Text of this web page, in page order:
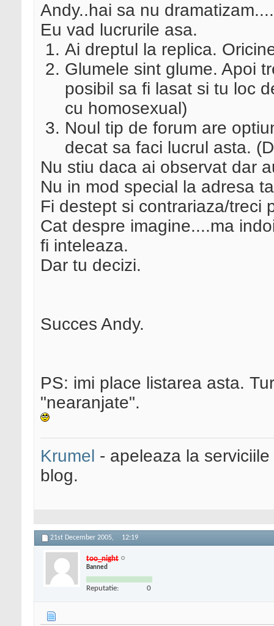
Andy..hai sa nu
Eu vad lucrurile asa.
Ai dreptul la replica.
Glumele sint glume. Apoi
posibil sa fi lasat si tu loc
cu homosexual)
Noul tip de forum are
decat sa faci lucrul asta.
Nu stiu daca ai observat dar
Nu in mod special la adresa
Fi destept si contrariaza/treci
Cat despre imagine....ma
fi inteleaza.
Dar tu decizi.
Succes Andy.
PS: imi place listarea asta.
"nearanjate".
Krumel - apeleaza la
blog.
21st December 2005, 12:19
too_night
Banned
Reputatie: 0